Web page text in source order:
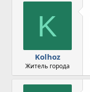
K
Kolhoz
Житель города